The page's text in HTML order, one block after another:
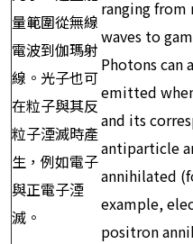
量範圍從無線
電波到伽瑪射
線。光子也可
在粒子與其反
粒子湮滅時產
生，例如電子
與正電子湮
滅。
ranging from
waves to
Photons can
emitted
and its
antiparticle
annihilated
example,
positron